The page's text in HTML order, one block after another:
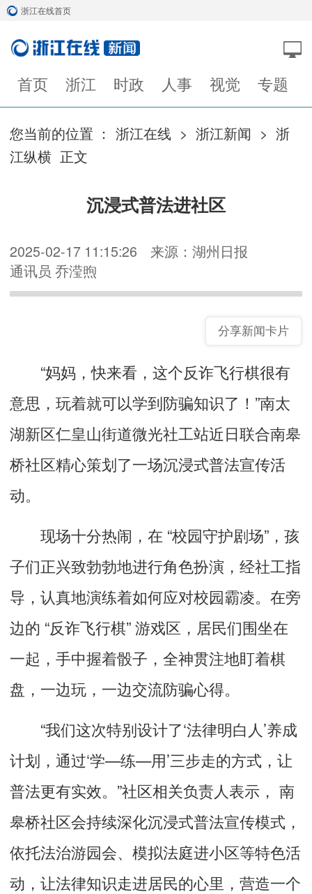
浙江在线首页
首页 浙江 时政 人事 视觉 专题
您当前的位置 ： 浙江在线 > 浙江新闻 > 浙
江纵横 正文
沉浸式普法进社区
2025-02-17 11:15:26
来源：湖州日报
通讯员 乔滢煦
分享新闻卡片
“妈妈，快来看，这个反诈飞行棋很有
意思，玩着就可以学到防骗知识了！”南太
湖新区仁皇山街道微光社工站近日联合南皋
桥社区精心策划了一场沉浸式普法宣传活
动。
现场十分热闹，在 “校园守护剧场”，孩
子们正兴致勃勃地进行角色扮演，经社工指
导，认真地演练着如何应对校园霸凌。在旁
边的 “反诈飞行棋” 游戏区，居民们围坐在
一起，手中握着骰子，全神贯注地盯着棋
盘，一边玩，一边交流防骗心得。
“我们这次特别设计了‘法律明白人’养成
计划，通过‘学—练—用’三步走的方式，让
普法更有实效。”社区相关负责人表示， 南
皋桥社区会持续深化沉浸式普法宣传模式，
依托法治游园会、模拟法庭进小区等特色活
动，让法律知识走进居民的心里，营造一个